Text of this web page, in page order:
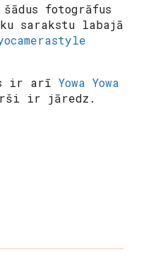
fotogrāfus
sarakstu labajā
ir arī Yowa Yowa
ir jāredz.